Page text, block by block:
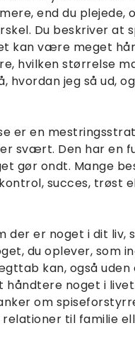
end du plejede,
Du beskriver at
kan være meget
hvilken størrelse
hvordan jeg så ud,
er en
svært. Den har en
gør ondt. Mange
succes, trøst
der er noget i dit
du oplever, som
kan, også
noget i
om
til familie